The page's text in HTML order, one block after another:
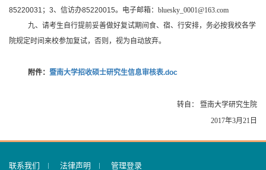
85220031 ； 3、信访办85220015。 电子邮箱：bluesky_0001@163.com
九、请考生自行提前妥善做好复试期间食、宿、行安排，务必按我校各学
院规定时间来校参加复试，否则，视为自动放弃。
附件：暨南大学招收硕士研究生信息审核表.doc
转自： 暨南大学研究生院
2017年3月21日
联系我们 法律声明 管理登录